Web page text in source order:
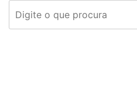
PESQUISAR